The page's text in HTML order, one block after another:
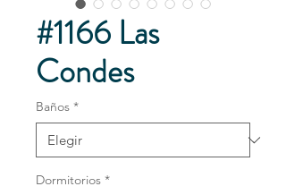
#1166 Las
Condes
Baños *
Dormitorios *